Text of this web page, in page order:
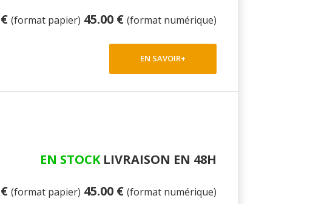
(format papier) 45.00 € (format numérique)
EN SAVOIR+
EN STOCKLIVRAISON EN 48H
(format papier) 45.00 € (format numérique)